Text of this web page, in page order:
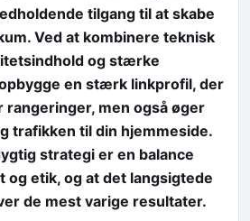
tilgang til at skabe
Ved at kombinere teknisk
og stærke
en stærk linkprofil, der
rangeringer, men også øger
trafikken til din hjemmeside.
strategi er en balance
og etik, og at det langsigtede
de mest varige resultater.